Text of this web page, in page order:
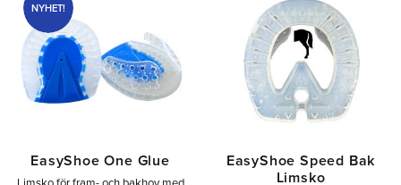
EasyShoe One Glue
NYHET!
EasyShoe Speed Bak
Limsko